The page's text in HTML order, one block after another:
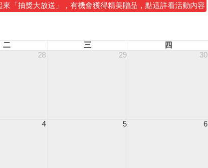
來「抽獎大放送」，有機會獲得精美贈品，點這詳看活動內容
二 三 四
28 29 30
4 5 6